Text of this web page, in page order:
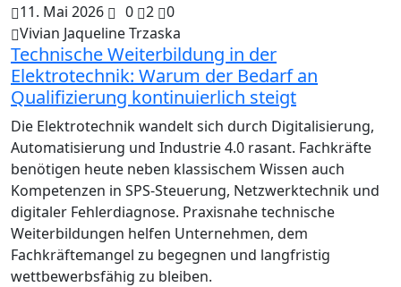
11. Mai 2026 0 2
0
Vivian Jaqueline Trzaska
Technische Weiterbildung in der
Elektrotechnik: Warum der Bedarf an
Qualifizierung kontinuierlich steigt
Die Elektrotechnik wandelt sich durch Digitalisierung,
Automatisierung und Industrie 4.0 rasant. Fachkräfte
benötigen heute neben klassischem Wissen auch
Kompetenzen in SPS-Steuerung, Netzwerktechnik und
digitaler Fehlerdiagnose. Praxisnahe technische
Weiterbildungen helfen Unternehmen, dem
Fachkräftemangel zu begegnen und langfristig
wettbewerbsfähig zu bleiben.